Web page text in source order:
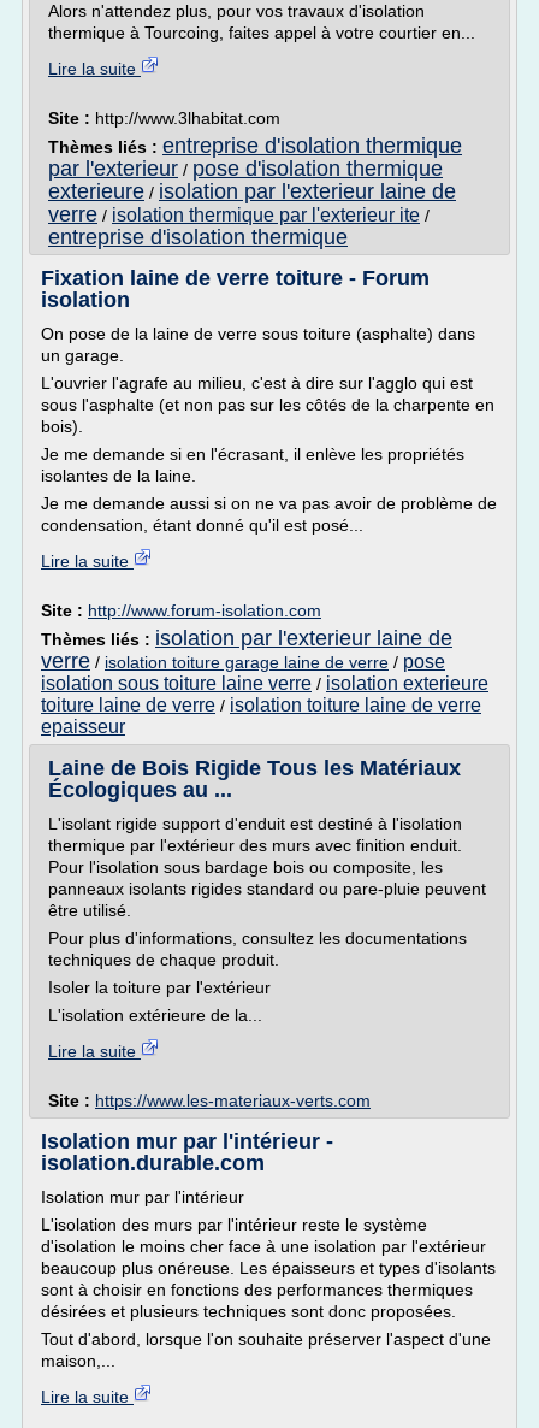
Alors n'attendez plus, pour vos travaux d'isolation
thermique à Tourcoing, faites appel à votre courtier en...
Lire la suite
Site : http://www.3lhabitat.com
Thèmes liés : entreprise d'isolation thermique
par l'exterieur / pose d'isolation thermique
exterieure / isolation par l'exterieur laine de
verre / isolation thermique par l'exterieur ite /
entreprise d'isolation thermique
Fixation laine de verre toiture - Forum
isolation
On pose de la laine de verre sous toiture (asphalte) dans
un garage.
L'ouvrier l'agrafe au milieu, c'est à dire sur l'agglo qui est
sous l'asphalte (et non pas sur les côtés de la charpente en
bois).
Je me demande si en l'écrasant, il enlève les propriétés
isolantes de la laine.
Je me demande aussi si on ne va pas avoir de problème de
condensation, étant donné qu'il est posé...
Lire la suite
Site : http://www.forum-isolation.com
Thèmes liés : isolation par l'exterieur laine de
verre / isolation toiture garage laine de verre / pose
isolation sous toiture laine verre / isolation exterieure
toiture laine de verre / isolation toiture laine de verre
epaisseur
Laine de Bois Rigide Tous les Matériaux
Écologiques au ...
L'isolant rigide support d'enduit est destiné à l'isolation
thermique par l'extérieur des murs avec finition enduit.
Pour l'isolation sous bardage bois ou composite, les
panneaux isolants rigides standard ou pare-pluie peuvent
être utilisé.
Pour plus d'informations, consultez les documentations
techniques de chaque produit.
Isoler la toiture par l'extérieur
L'isolation extérieure de la...
Lire la suite
Site : https://www.les-materiaux-verts.com
Isolation mur par l'intérieur -
isolation.durable.com
Isolation mur par l'intérieur
L'isolation des murs par l'intérieur reste le système
d'isolation le moins cher face à une isolation par l'extérieur
beaucoup plus onéreuse. Les épaisseurs et types d'isolants
sont à choisir en fonctions des performances thermiques
désirées et plusieurs techniques sont donc proposées.
Tout d'abord, lorsque l'on souhaite préserver l'aspect d'une
maison,...
Lire la suite